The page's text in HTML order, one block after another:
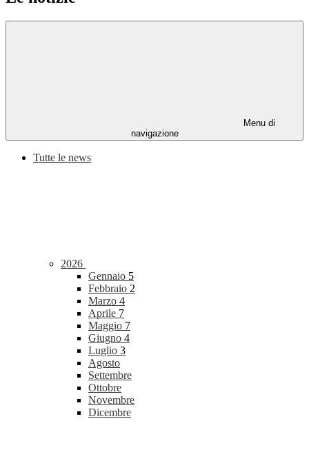
Menu di
navigazione
Tutte le news
2026
Gennaio 5
Febbraio 2
Marzo 4
Aprile 7
Maggio 7
Giugno 4
Luglio 3
Agosto
Settembre
Ottobre
Novembre
Dicembre